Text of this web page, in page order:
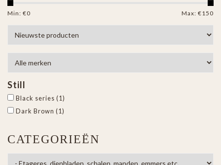
Min: €0 Max: €150
Still
Black series (1)
Dark Brown (1)
CATEGORIEËN